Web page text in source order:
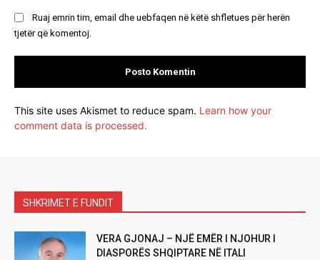
Ruaj emrin tim, email dhe uebfaqen në këtë shfletues për herën
tjetër që komentoj.
This site uses Akismet to reduce spam. Learn how your
comment data is processed.
SHKRIMET E FUNDIT
VERA GJONAJ – NJË EMËR I NJOHUR I
DIASPORËS SHQIPTARE NË ITALI